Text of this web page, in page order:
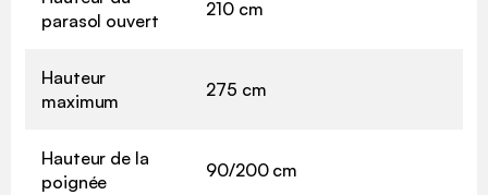
parasol ouvert
210 cm
Hauteur
maximum
275 cm
Hauteur de la
poignée
90/200 cm